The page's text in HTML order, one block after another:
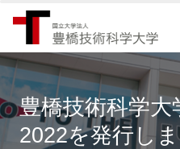
検索結果
豊橋技術科学大
2022を発行し